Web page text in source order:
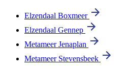
Elzendaal Boxmeer
Elzendaal Gennep
Metameer Jenaplan
Metameer Stevensbeek